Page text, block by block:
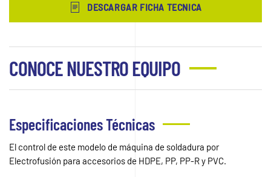
DESCARGAR FICHA TECNICA
CONOCE NUESTRO EQUIPO
Especificaciones Técnicas
El control de este modelo de máquina de soldadura por
Electrofusión para accesorios de HDPE, PP, PP-R y PVC.